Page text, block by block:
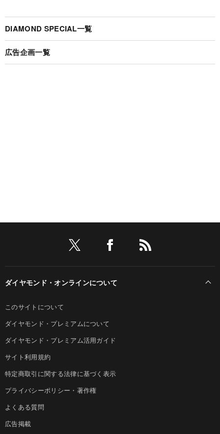
DIAMOND SPECIAL一覧
広告企画一覧
ダイヤモンド・オンラインについて
このサイトについて
ダイヤモンド・プレミアムについて
ダイヤモンド・プレミアム活用ガイド
サイト利用規約
特定商取引に関する法律に基づく表示
プライバシーポリシー・著作権
よくある質問
広告掲載